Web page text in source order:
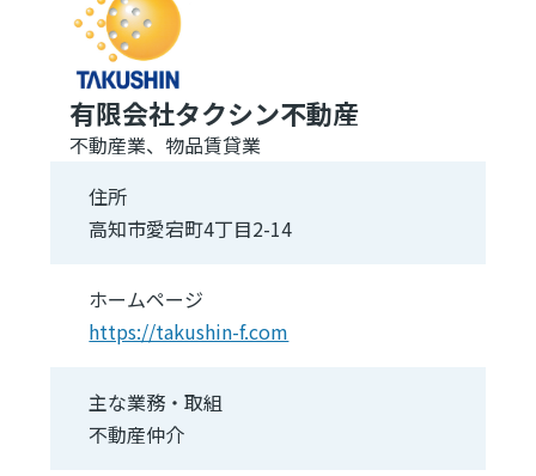
有限会社タクシン不動産
不動産業、物品賃貸業
住所
高知市愛宕町4丁目2-14
ホームページ
https://takushin-f.com
主な業務・取組
不動産仲介